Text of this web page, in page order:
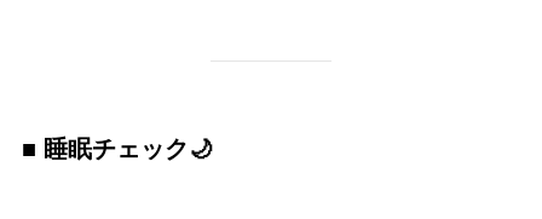
■ 睡眠チェック🌙